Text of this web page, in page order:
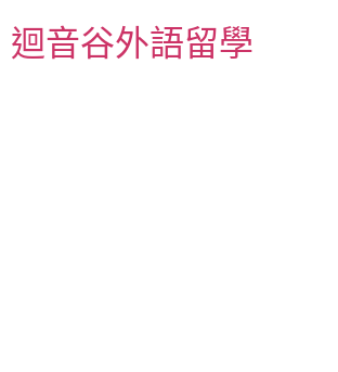
迴音谷外語留學